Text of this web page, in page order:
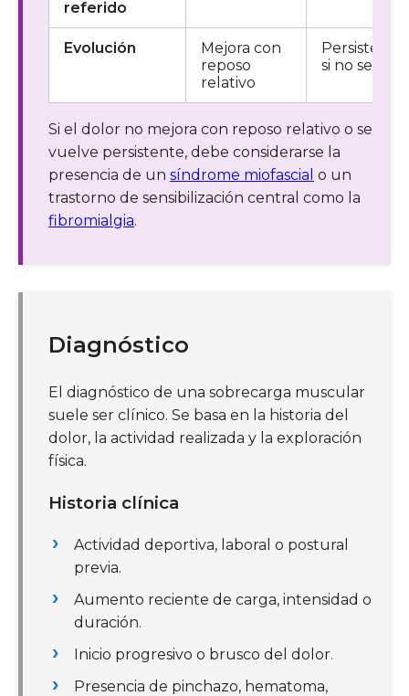
referido
Evolución
Mejora con
reposo
relativo
Persistente
si no se
Si el dolor no mejora con reposo relativo o se
vuelve persistente, debe considerarse la
presencia de un síndrome miofascial o un
trastorno de sensibilización central como la
fibromialgia.
Diagnóstico
El diagnóstico de una sobrecarga muscular
suele ser clínico. Se basa en la historia del
dolor, la actividad realizada y la exploración
física.
Historia clínica
Actividad deportiva, laboral o postural
previa.
Aumento reciente de carga, intensidad o
duración.
Inicio progresivo o brusco del dolor.
Presencia de pinchazo, hematoma,